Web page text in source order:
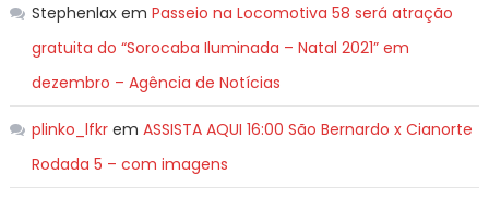
Stephenlaxem Passeio na Locomotiva 58 será atração
gratuita do “Sorocaba Iluminada – Natal 2021” em
dezembro – Agência de Notícias
plinko_lfkrem ASSISTA AQUI 16:00 São Bernardo x Cianorte
Rodada 5 – com imagens